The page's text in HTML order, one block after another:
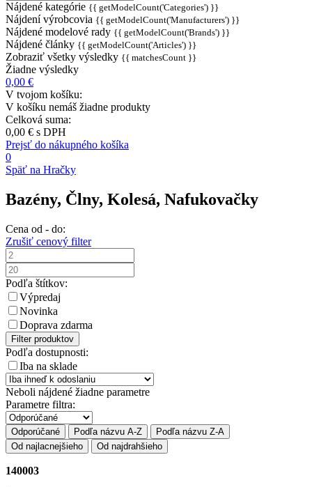
Nájdené kategórie {{ getModelCount('Categories') }}
Nájdení výrobcovia {{ getModelCount('Manufacturers') }}
Nájdené modelové rady {{ getModelCount('Brands') }}
Nájdené články {{ getModelCount('Articles') }}
Zobraziť všetky výsledky {{ matchesCount }}
Žiadne výsledky
0,00 €
V tvojom košíku:
V košíku nemáš žiadne produkty
Celková suma:
0,00 € s DPH
Prejsť do nákupného košíka
0
Späť na Hračky
Bazény, Člny, Kolesá, Nafukovačky
Cena od - do:
Zrušiť cenový filter
Podľa štítkov:
Výpredaj
Novinka
Doprava zdarma
Filter produktov
Podľa dostupnosti:
Iba na sklade
Neboli nájdené žiadne parametre
Parametre filtra:
Odporúčané Podľa názvu A-Z
Podľa názvu Z-A
Od najlacnejšieho
Od najdrahšieho
140003